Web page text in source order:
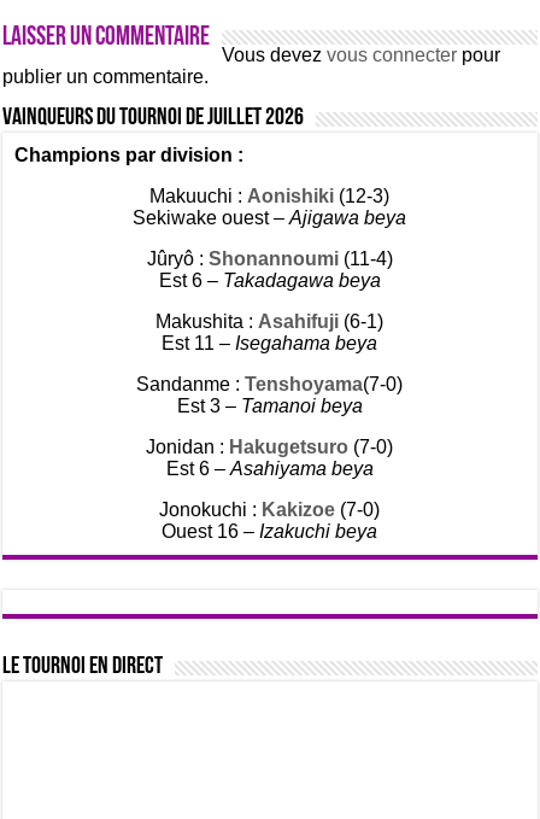
Laisser un commentaire
Vous devezvous connecter pour
publier un commentaire.
Vainqueurs du tournoi de Juillet 2026
Champions par division :
Makuuchi : Aonishiki (12-3)
Sekiwake ouest –Ajigawa beya
Jûryô : Shonannoumi (11-4)
Est 6 – Takadagawa beya
Makushita : Asahifuji (6-1)
Est 11 –Isegahama beya
Sandanme :Tenshoyama(7-0)
Est 3 – Tamanoi beya
Jonidan : Hakugetsuro (7-0)
Est 6 – Asahiyama beya
Jonokuchi : Kakizoe (7-0)
Ouest 16 –Izakuchi beya
Le tournoi en direct